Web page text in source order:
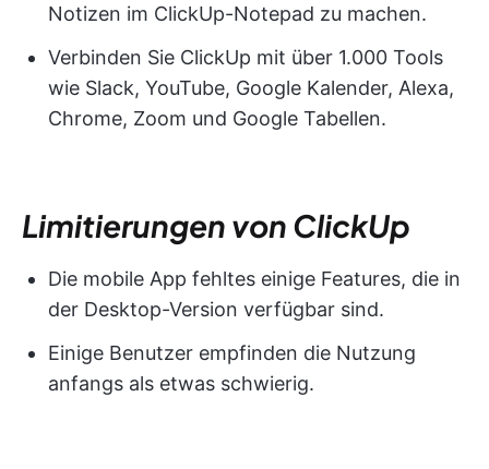
Notizen im ClickUp-Notepad zu machen.
Verbinden Sie ClickUp mit über 1.000 Tools
wie Slack, YouTube, Google Kalender, Alexa,
Chrome, Zoom und Google Tabellen.
Limitierungen von ClickUp
Die mobile App fehltes einige Features, die in
der Desktop-Version verfügbar sind.
Einige Benutzer empfinden die Nutzung
anfangs als etwas schwierig.